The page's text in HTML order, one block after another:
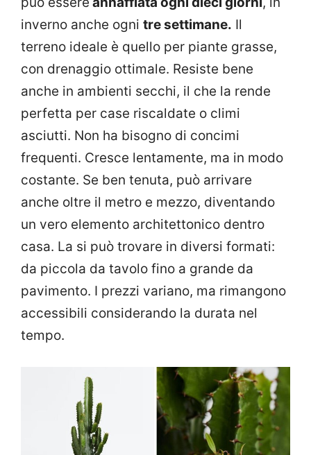
inverno anche ogni tre settimane. Il
terreno ideale è quello per piante grasse,
con drenaggio ottimale. Resiste bene
anche in ambienti secchi, il che la rende
perfetta per case riscaldate o climi
asciutti. Non ha bisogno di concimi
frequenti. Cresce lentamente, ma in modo
costante. Se ben tenuta, può arrivare
anche oltre il metro e mezzo, diventando
un vero elemento architettonico dentro
casa. La si può trovare in diversi formati:
da piccola da tavolo fino a grande da
pavimento. I prezzi variano, ma rimangono
accessibili considerando la durata nel
tempo.